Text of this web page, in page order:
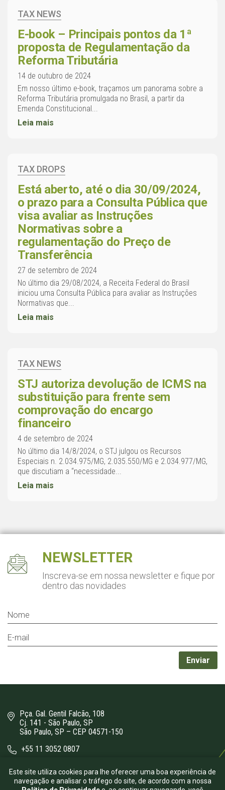
TAX NEWS
E-book – Principais pontos da 1ª
proposta de Regulamentação da
Reforma Tributária
14 de outubro de 2024
Em nosso último e-book, traçamos um panorama sobre a
Reforma Tributária promulgada no Brasil, a partir da
Emenda Constitucional...
Leia mais
TAX DROPS
Está aberto, até o dia 30/09/2024,
o prazo para a Consulta Pública que
visa avaliar as Instruções
Normativas sobre a
regulamentação do Preço de
Transferência
27 de setembro de 2024
No último dia 29/08/2024, a Receita Federal do Brasil
iniciou uma Consulta Pública para avaliar as Instruções
Normativas que...
Leia mais
TAX NEWS
STJ autoriza devolução de ICMS na
substituição para frente sem
comprovação do encargo
financeiro
4 de setembro de 2024
No último dia 14/8/2024, o STJ julgou os Recursos
Especiais n. 2.034.975/MG, 2.035.550/MG e 2.034.977/MG,
que discutiam a “necessidade...
Leia mais
NEWSLETTER
Inscreva-se em nossa newsletter e fique por
dentro das novidades
Pça. Gal. Gentil Falcão, 108
Cj. 141 - São Paulo, SP
São Paulo, SP – CEP 04571-150
+55 11 3052 0807
Este site utiliza cookies para lhe oferecer uma boa experiência de
navegação e analisar o tráfego do site, de acordo com a nossa